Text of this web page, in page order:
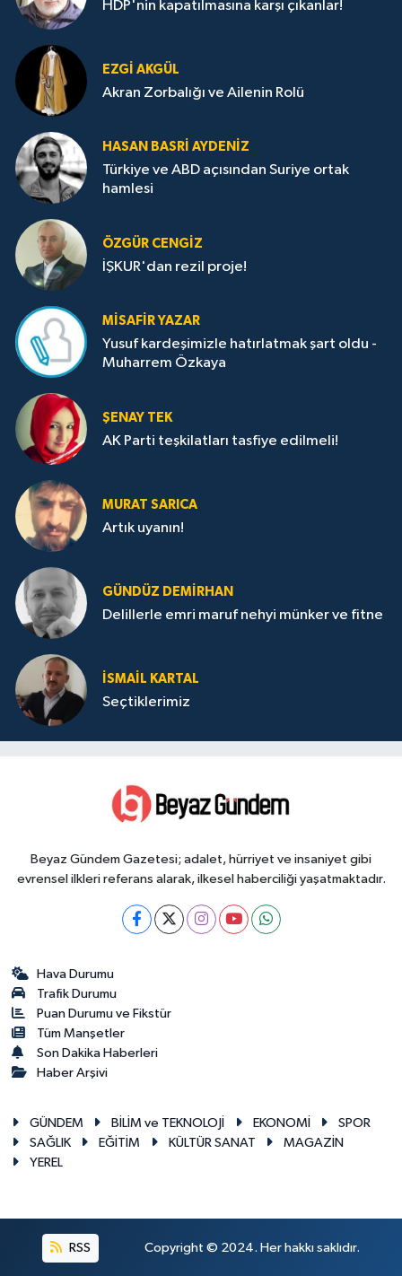
HDP'nin kapatılmasına karşı çıkanlar!
EZGI AKGÜL
Akran Zorbalığı ve Ailenin Rolü
HASAN BASRI AYDENIZ
Türkiye ve ABD açısından Suriye ortak
hamlesi
ÖZGÜR CENGIZ
İŞKUR'dan rezil proje!
MISAFIR YAZAR
Yusuf kardeşimizle hatırlatmak şart oldu -
Muharrem Özkaya
ŞENAY TEK
AK Parti teşkilatları tasfiye edilmeli!
MURAT SARICA
Artık uyanın!
GÜNDÜZ DEMIRHAN
Delillerle emri maruf nehyi münker ve fitne
İSMAIL KARTAL
Seçtiklerimiz
Beyaz Gündem Gazetesi; adalet, hürriyet ve insaniyet gibi
evrensel ilkleri referans alarak, ilkesel haberciliği yaşatmaktadır.
Hava Durumu
Trafik Durumu
Puan Durumu ve Fikstür
Tüm Manşetler
Son Dakika Haberleri
Haber Arşivi
GÜNDEM BİLİM ve TEKNOLOJİ EKONOMİ
SPOR
SAĞLIK
EĞİTİM KÜLTÜR SANAT
MAGAZİN
YEREL
RSS Copyright © 2024. Her hakkı saklıdır.